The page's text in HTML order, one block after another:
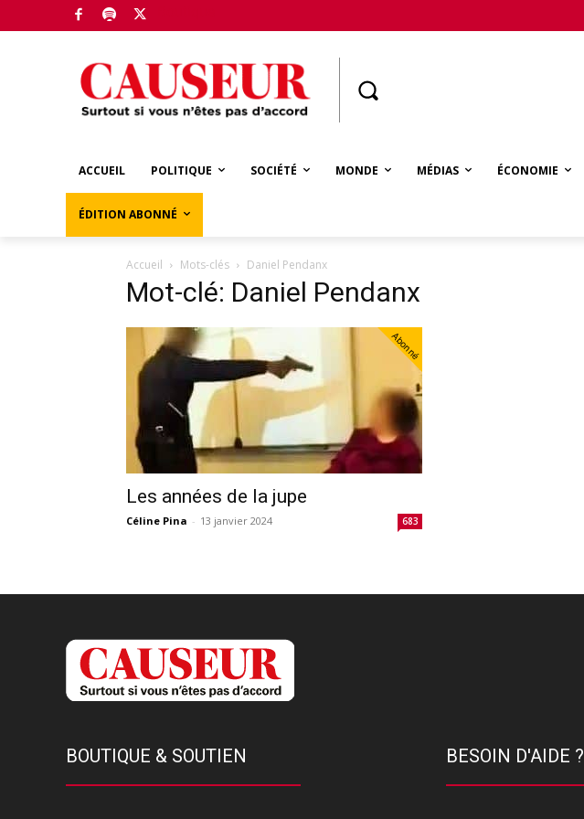
ACCUEIL POLITIQUE SOCIÉTÉ MONDE MÉDIAS ÉCONOMIE
ÉDITION ABONNÉ
Accueil Mots-clés Daniel Pendanx
Mot-clé: Daniel Pendanx
Abonné
Les années de la jupe
Céline Pina - 13 janvier 2024 683
BOUTIQUE & SOUTIEN BESOIN D'AIDE ?